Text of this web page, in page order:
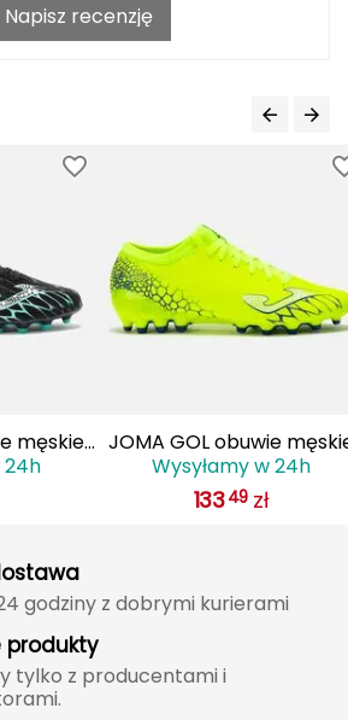
Napisz recenzję
męskie
24h
JOMA GOL obuwie
do piłki nożnej lanki
GOLS2509AG żółte
Wysyłamy w 24h
13349 zł
godziny z dobrymi kurierami
produkty
tylko z producentami i